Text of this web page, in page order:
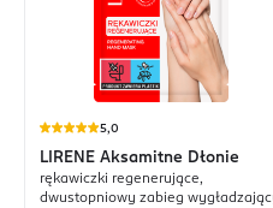
5,0
LIRENE Aksamitne Dłonie
rękawiczki regenerujące,
dwustopniowy zabieg